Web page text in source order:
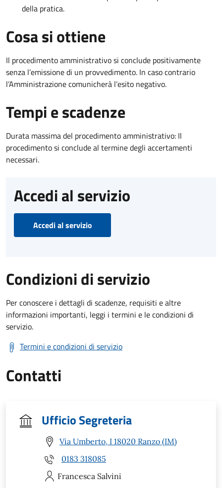
della pratica.
Cosa si ottiene
Il procedimento amministrativo si conclude positivamente
senza l’emissione di un provvedimento. In caso contrario
l’Amministrazione comunicherà l’esito negativo.
Tempi e scadenze
Durata massima del procedimento amministrativo: Il
procedimento si conclude al termine degli accertamenti
necessari.
Accedi al servizio
Accedi al servizio
Condizioni di servizio
Per conoscere i dettagli di scadenze, requisiti e altre
informazioni importanti, leggi i termini e le condizioni di
servizio.
Termini e condizioni di servizio
Contatti
Ufficio Segreteria
Via Umberto, I 18020 Ranzo (IM)
0183 318085
Francesca Salvini